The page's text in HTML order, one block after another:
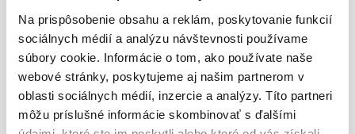
Na prispôsobenie obsahu a reklám, poskytovanie funkcií
sociálnych médií a analýzu návštevnosti používame
súbory cookie. Informácie o tom, ako používate naše
webové stránky, poskytujeme aj našim partnerom v
oblasti sociálnych médií, inzercie a analýzy. Títo partneri
môžu príslušné informácie skombinovať s ďalšími
INFORMÁCIE O LOKALITE
Bratislava a okolie
Bratislava a okolie predstavujú najväčší a
najlikvidnejší industriálny trh na Slovensku.
Región sa nachádza na križovatke hlavných